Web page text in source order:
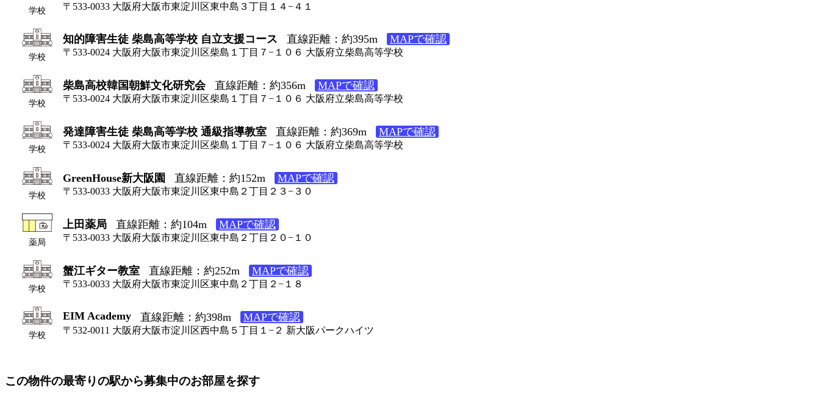
学校 〒533-0033 大阪府大阪市東淀川区東中島３丁目１４−４１
学校
知的障害生徒 柴島高等学校 自立支援コース 直線距離：約395m MAPで確認
〒533-0024 大阪府大阪市東淀川区柴島１丁目７−１０６ 大阪府立柴島高等学校
学校
柴島高校韓国朝鮮文化研究会 直線距離：約356m MAPで確認
〒533-0024 大阪府大阪市東淀川区柴島１丁目７−１０６ 大阪府立柴島高等学校
学校
発達障害生徒 柴島高等学校 通級指導教室 直線距離：約369m MAPで確認
〒533-0024 大阪府大阪市東淀川区柴島１丁目７−１０６ 大阪府立柴島高等学校
学校
GreenHouse新大阪園 直線距離：約152m MAPで確認
〒533-0033 大阪府大阪市東淀川区東中島２丁目２３−３０
薬局
上田薬局 直線距離：約104m MAPで確認
〒533-0033 大阪府大阪市東淀川区東中島２丁目２０−１０
学校
蟹江ギター教室 直線距離：約252m MAPで確認
〒533-0033 大阪府大阪市東淀川区東中島２丁目２−１８
学校
EIM Academy 直線距離：約398m MAPで確認
〒532-0011 大阪府大阪市淀川区西中島５丁目１−２ 新大阪パークハイツ
この物件の最寄りの駅から募集中のお部屋を探す